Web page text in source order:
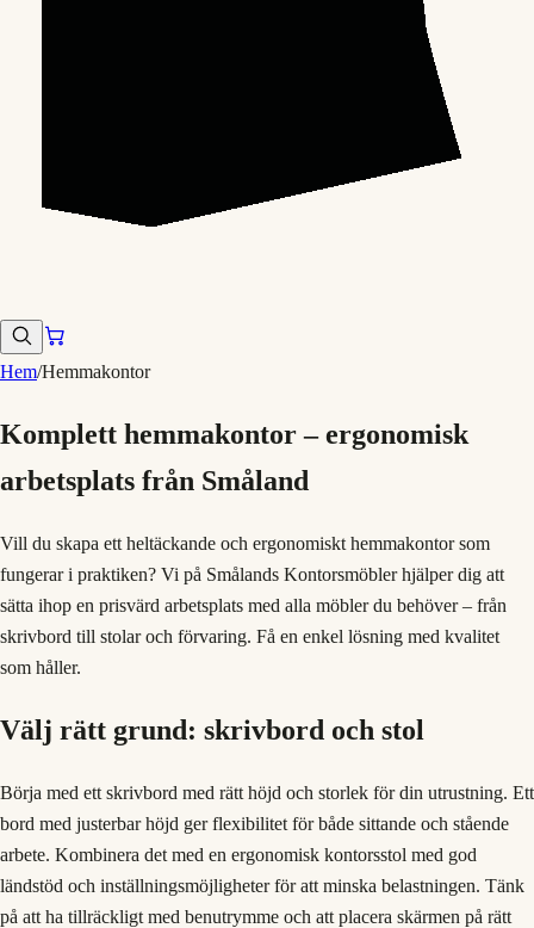
Hem/Hemmakontor
Komplett hemmakontor – ergonomisk
arbetsplats från Småland
Vill du skapa ett heltäckande och ergonomiskt hemmakontor som
fungerar i praktiken? Vi på Smålands Kontorsmöbler hjälper dig att
sätta ihop en prisvärd arbetsplats med alla möbler du behöver – från
skrivbord till stolar och förvaring. Få en enkel lösning med kvalitet
som håller.
Välj rätt grund: skrivbord och stol
Börja med ett skrivbord med rätt höjd och storlek för din utrustning. Ett
bord med justerbar höjd ger flexibilitet för både sittande och stående
arbete. Kombinera det med en ergonomisk kontorsstol med god
ländstöd och inställningsmöjligheter för att minska belastningen. Tänk
på att ha tillräckligt med benutrymme och att placera skärmen på rätt